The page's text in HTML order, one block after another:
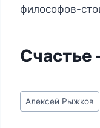
философов-
Счастье
Метки
записи:
Алексей Рыжков